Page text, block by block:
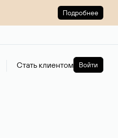
Подробнее
Стать клиентом Войти